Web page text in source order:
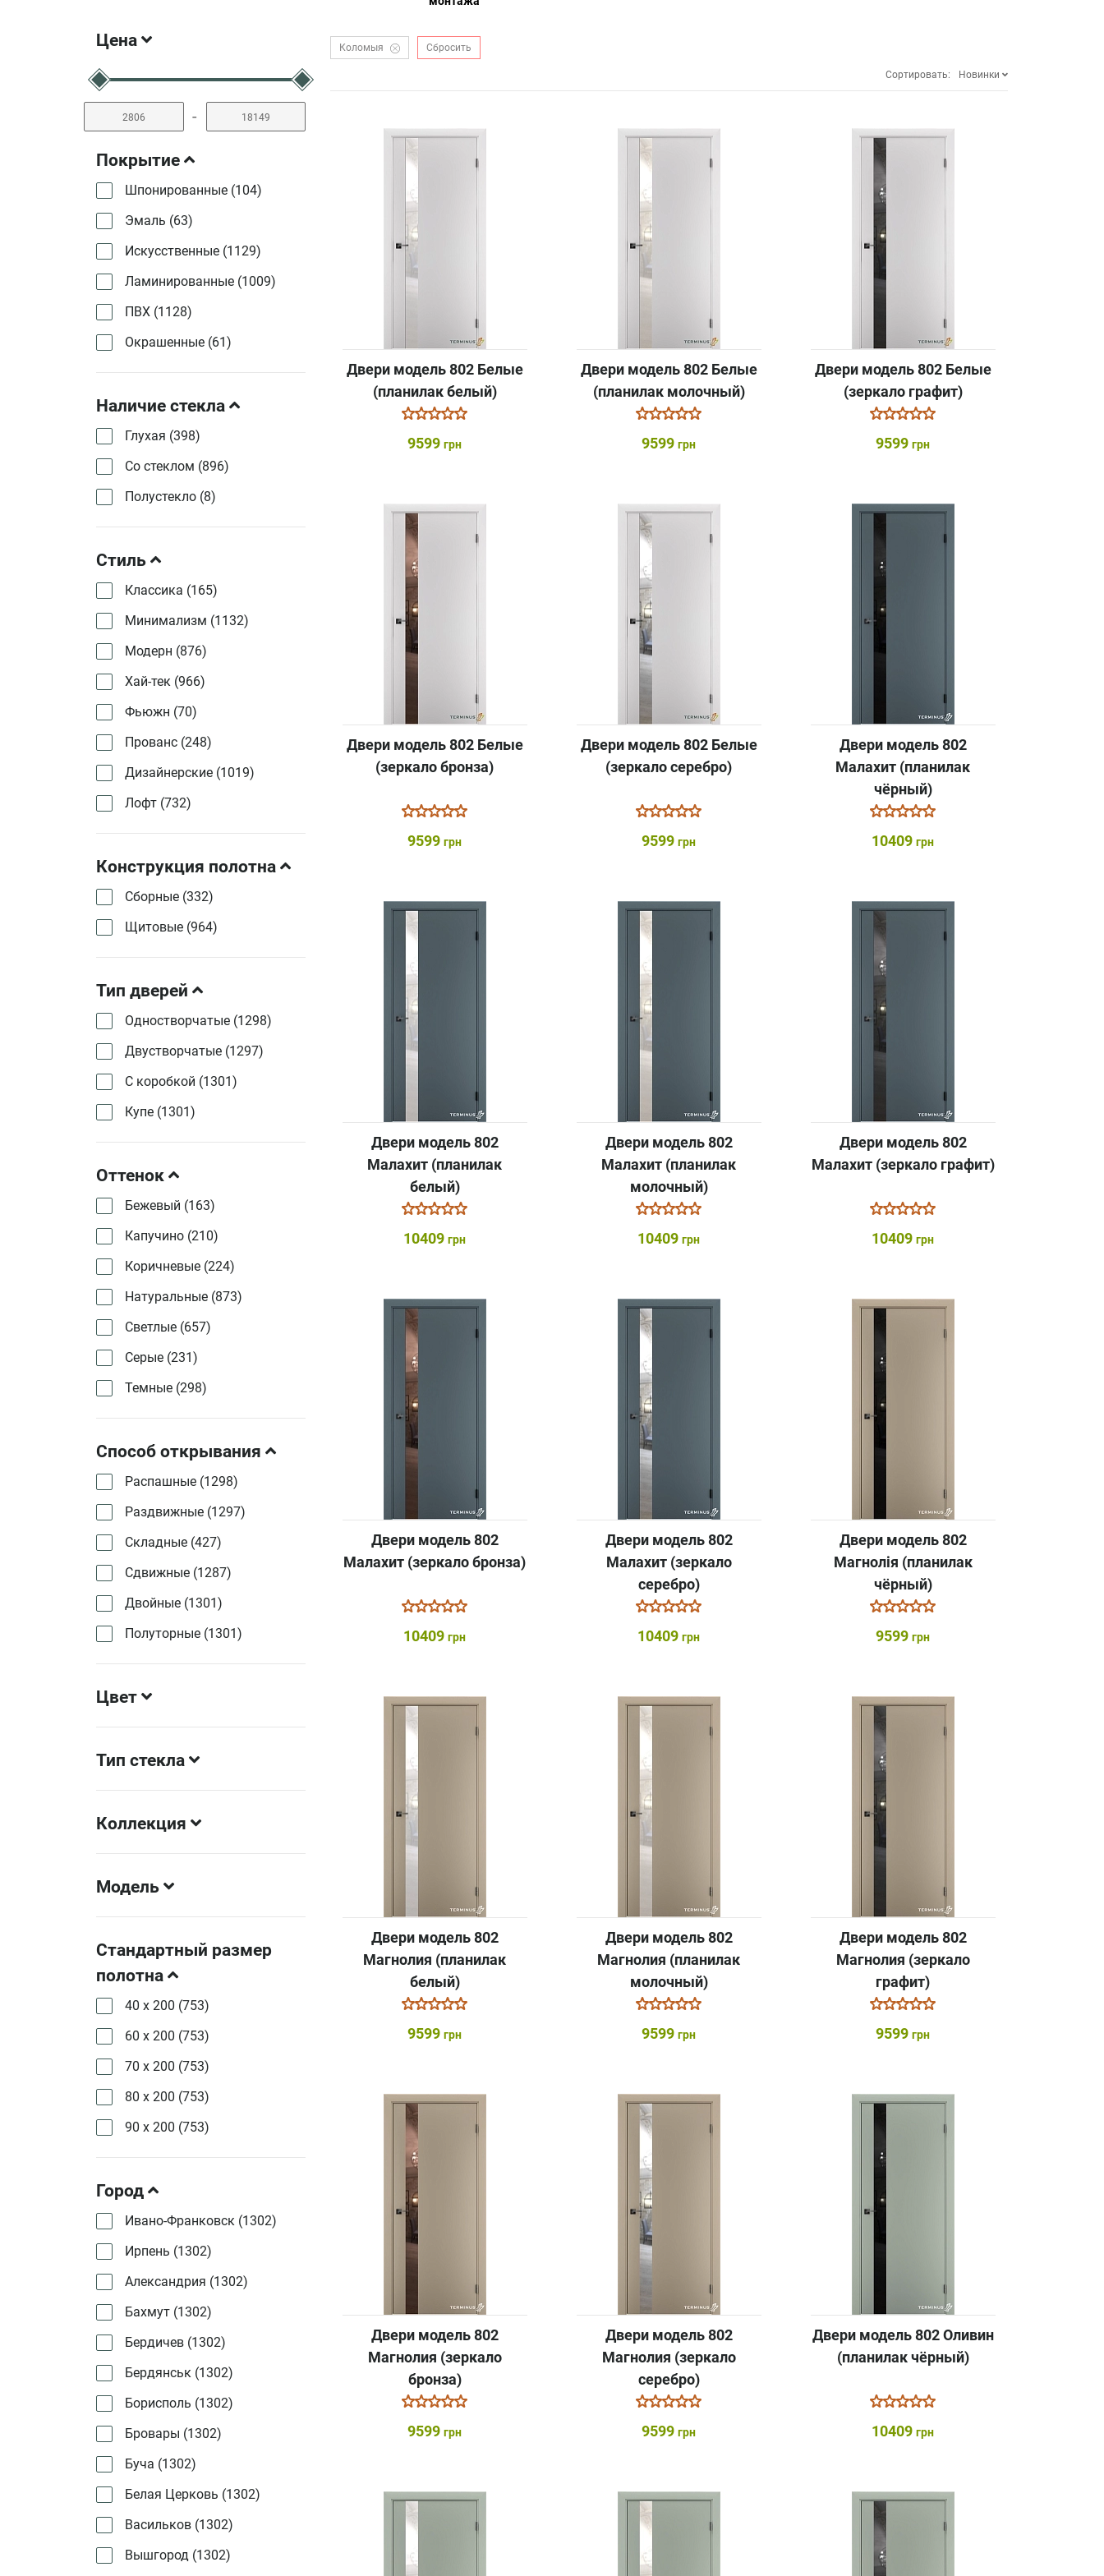
Цена
-
Покрытие
Шпонированные (104)
Эмаль (63)
Искусственные (1129)
Ламинированные (1009)
ПВХ (1128)
Окрашенные (61)
Наличие стекла
Глухая (398)
Со стеклом (896)
Полустекло (8)
Стиль
Классика (165)
Минимализм (1132)
Модерн (876)
Хай-тек (966)
Фьюжн (70)
Прованс (248)
Дизайнерские (1019)
Лофт (732)
Конструкция полотна
Сборные (332)
Щитовые (964)
Тип дверей
Одностворчатые (1298)
Двустворчатые (1297)
С коробкой (1301)
Купе (1301)
Оттенок
Бежевый (163)
Капучино (210)
Коричневые (224)
Натуральные (873)
Светлые (657)
Серые (231)
Темные (298)
Способ открывания
Распашные (1298)
Раздвижные (1297)
Складные (427)
Сдвижные (1287)
Двойные (1301)
Полуторные (1301)
Цвет
Тип стекла
Коллекция
Модель
Стандартный размер
полотна
40 х 200 (753)
60 х 200 (753)
70 х 200 (753)
80 х 200 (753)
90 х 200 (753)
Город
Ивано-Франковск (1302)
Ирпень (1302)
Александрия (1302)
Бахмут (1302)
Бердичев (1302)
Бердянськ (1302)
Борисполь (1302)
Бровары (1302)
Буча (1302)
Белая Церковь (1302)
Васильков (1302)
Вышгород (1302)
Коломыя Сбросить
Сортировать: Новинки
Двери модель 802 Белые
(планилак белый)
9599грн
Двери модель 802 Белые
(планилак молочный)
9599грн
Двери модель 802 Белые
(зеркало графит)
9599грн
Двери модель 802 Белые
(зеркало бронза)
9599грн
Двери модель 802 Белые
(зеркало серебро)
9599грн
Двери модель 802
Малахит (планилак
чёрный)
10409грн
Двери модель 802
Малахит (планилак
белый)
10409грн
Двери модель 802
Малахит (планилак
молочный)
10409грн
Двери модель 802
Малахит (зеркало графит)
10409грн
Двери модель 802
Малахит (зеркало бронза)
10409грн
Двери модель 802
Малахит (зеркало
серебро)
10409грн
Двери модель 802
Магнолія (планилак
чёрный)
9599грн
Двери модель 802
Магнолия (планилак
белый)
9599грн
Двери модель 802
Магнолия (планилак
молочный)
9599грн
Двери модель 802
Магнолия (зеркало
графит)
9599грн
Двери модель 802
Магнолия (зеркало
бронза)
9599грн
Двери модель 802
Магнолия (зеркало
серебро)
9599грн
Двери модель 802 Оливин
(планилак чёрный)
10409грн